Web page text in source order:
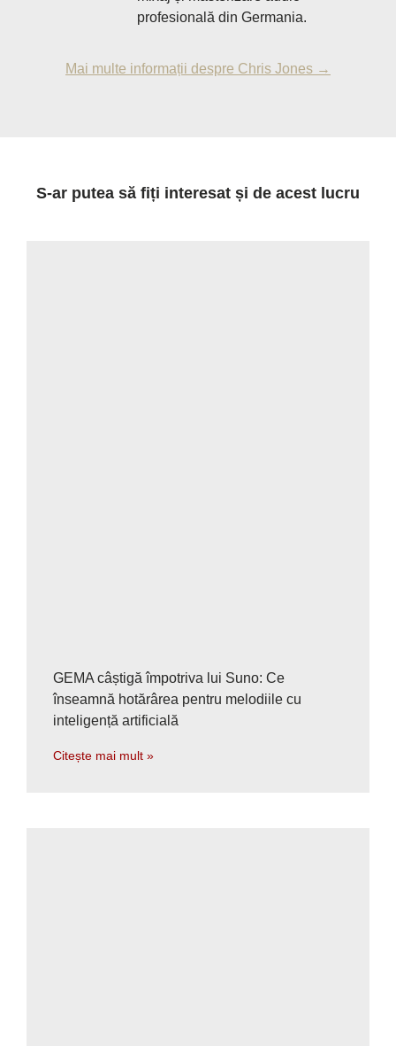
profesională din Germania.
Mai multe informații despre Chris Jones →
S-ar putea să fiți interesat și de acest lucru
GEMA câștigă împotriva lui Suno: Ce
înseamnă hotărârea pentru melodiile cu
inteligență artificială
Citește mai mult »